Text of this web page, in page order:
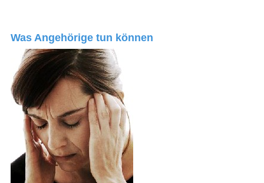
Was Angehörige tun können